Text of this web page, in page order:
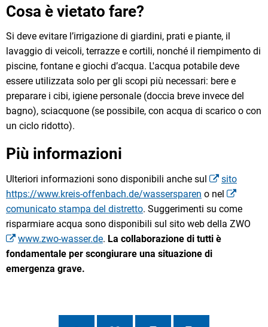
Cosa è vietato fare?
Si deve evitare l’irrigazione di giardini, prati e piante, il
lavaggio di veicoli, terrazze e cortili, nonché il riempimento di
piscine, fontane e giochi d’acqua. L'acqua potabile deve
essere utilizzata solo per gli scopi più necessari: bere e
preparare i cibi, igiene personale (doccia breve invece del
bagno), sciacquone (se possibile, con acqua di scarico o con
un ciclo ridotto).
Più informazioni
Ulteriori informazioni sono disponibili anche sul
sito
https://www.kreis-offenbach.de/wassersparen o nel
comunicato stampa del distretto. Suggerimenti su come
risparmiare acqua sono disponibili sul sito web della ZWO
www.zwo-wasser.de. La collaborazione di tutti è
fondamentale per scongiurare una situazione di
emergenza grave.